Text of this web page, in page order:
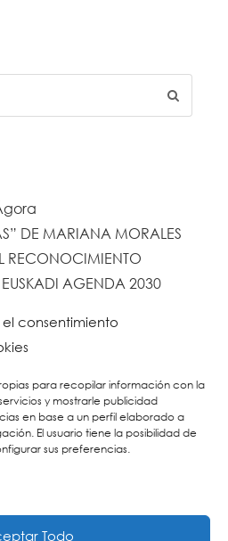
consentimiento
para recopilar información con la
y mostrarle publicidad
en base a un perfil elaborado a
El usuario tiene la posibilidad de
sus preferencias.
Todo
DE MARIANA MORALES
RECONOCIMIENTO
AGENDA 2030